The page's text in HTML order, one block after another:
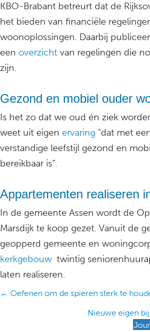
KBO-Brabant betreurt dat de
het bieden van financiële
woonoplossingen. Daarbij
een overzicht van regelingen die
zijn.
Gezond en mobiel ouder
Is het zo dat we oud én ziek
weet uit eigen ervaring “dat met
verstandige leefstijl gezond en
bereikbaar is”.
Appartementen realiseren
In de gemeente Assen wordt de
Marsdijk te koop gezet. Vanuit de
geopperd gemeente en
kerkgebouw twintig
laten realiseren.
Posts
← Oefenen om de spieren sterk te
Nieuwe eigen